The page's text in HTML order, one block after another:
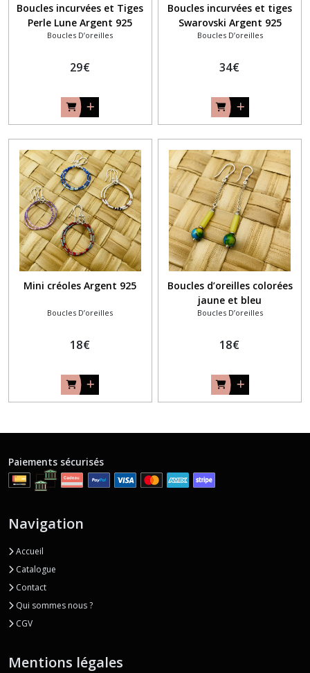
Boucles incurvées et Tiges
Perle Lune Argent 925
Boucles D’oreilles
29€
Boucles incurvées et tiges
Swarovski Argent 925
Boucles D’oreilles
34€
Mini créoles Argent 925
Boucles D’oreilles
18€
Boucles d’oreilles colorées
jaune et bleu
Boucles D’oreilles
18€
Paiements sécurisés
Navigation
Accueil
Catalogue
Contact
Qui sommes nous ?
CGV
Mentions légales